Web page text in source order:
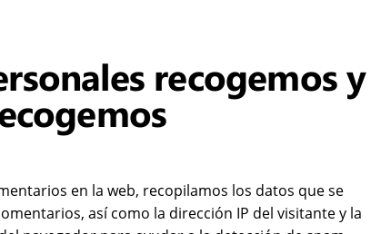
recogemos y
en la web, recopilamos los datos que se
así como la dirección IP del visitante y la